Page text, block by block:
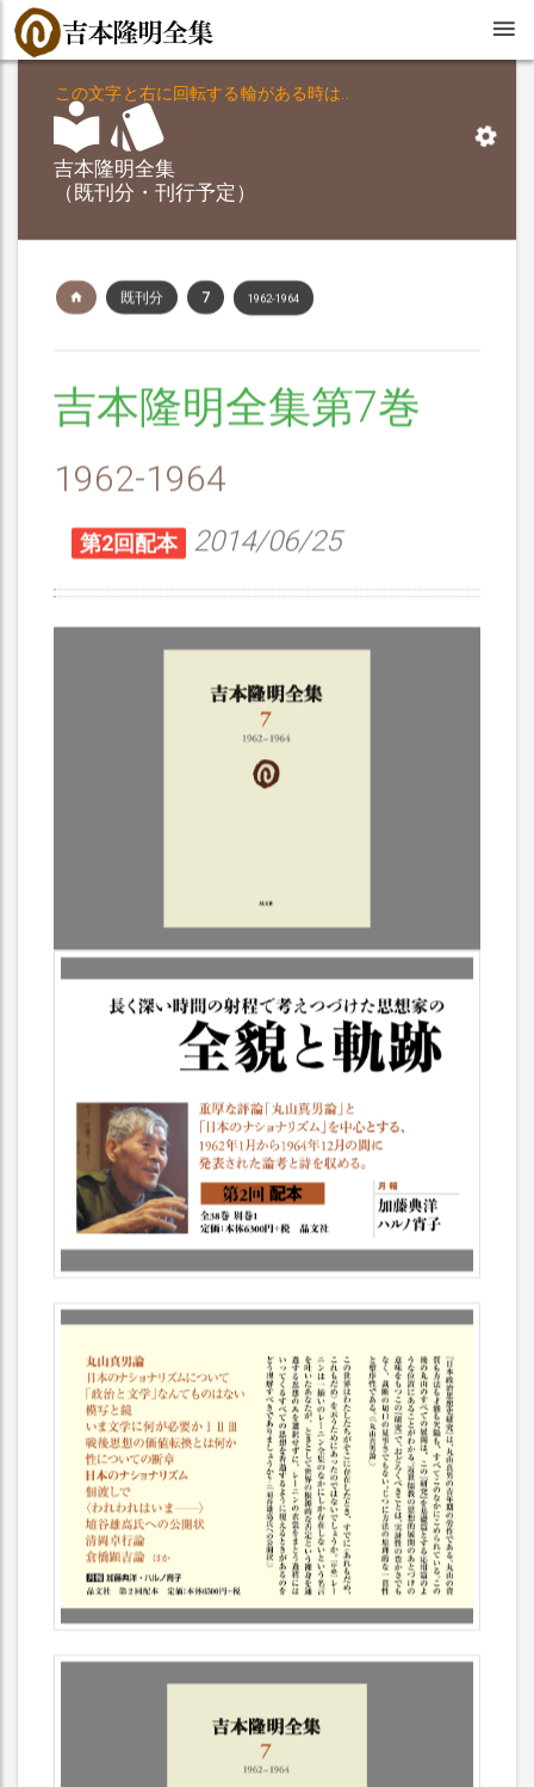
吉本隆明全集
（既刊分・刊行予定）
この文字と右に回転する輪がある時は..
既刊分 7 1962-1964
吉本隆明全集第7巻
1962-1964
第2回配本 2014/06/25